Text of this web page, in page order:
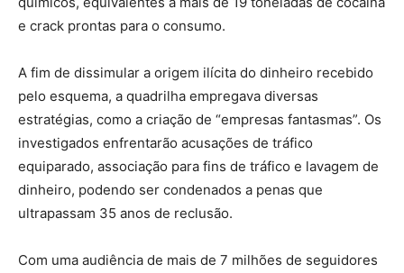
e crack prontas para o consumo.
A fim de dissimular a origem ilícita do dinheiro recebido
pelo esquema, a quadrilha empregava diversas
estratégias, como a criação de “empresas fantasmas”. Os
investigados enfrentarão acusações de tráfico
equiparado, associação para fins de tráfico e lavagem de
dinheiro, podendo ser condenados a penas que
ultrapassam 35 anos de reclusão.
Com uma audiência de mais de 7 milhões de seguidores